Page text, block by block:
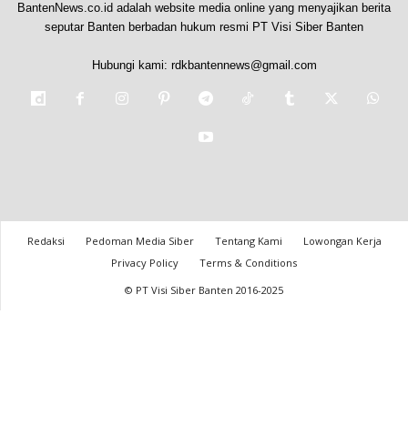
BantenNews.co.id adalah website media online yang menyajikan berita
seputar Banten berbadan hukum resmi PT Visi Siber Banten
Hubungi kami: rdkbantennews@gmail.com
Redaksi Pedoman Media Siber Tentang Kami
Lowongan Kerja
Privacy Policy
Terms & Conditions
© PT Visi Siber Banten 2016-2025